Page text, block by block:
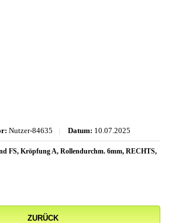
Nutzer-84635 | Datum: 10.07.2025
FS, Kröpfung A, Rollendurchm. 6mm, RECHTS,
ZURÜCK